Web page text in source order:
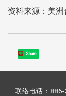
资料来源：美
Share
联络电话：